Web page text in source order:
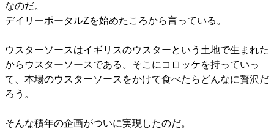
なのだ。
デイリーポータルZを始めたころから言っている。
ウスターソースはイギリスのウスターという土地で生まれた
からウスターソースである。そこにコロッケを持っていっ
て、本場のウスターソースをかけて食べたらどんなに贅沢だ
ろう。
そんな積年の企画がついに実現したのだ。